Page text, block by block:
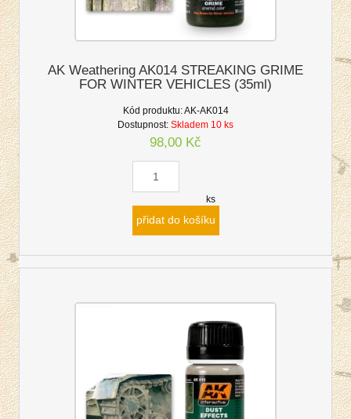
AK Weathering AK014 STREAKING GRIME
FOR WINTER VEHICLES (35ml)
Kód produktu:AK-AK014
Dostupnost: Skladem 10 ks
98,00 Kč
ks
přidat do košíku